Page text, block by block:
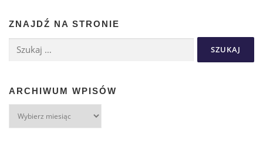
ZNAJDŹ NA STRONIE
ARCHIWUM WPISÓW